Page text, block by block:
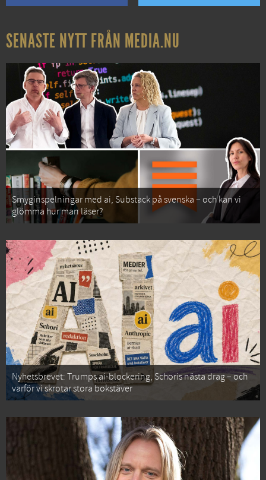
SENASTE NYTT FRÅN MEDIA.NU
Smyginspelningar med ai, Substack på svenska – och kan vi
glömma hur man läser?
Nyhetsbrevet: Trumps ai-blockering, Schoris nästa drag – och
varför vi skrotar stora bokstäver